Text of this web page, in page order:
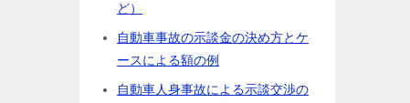
ど）
自動車事故の示談金の決め方とケ
ースによる額の例
自動車人身事故による示談交渉の